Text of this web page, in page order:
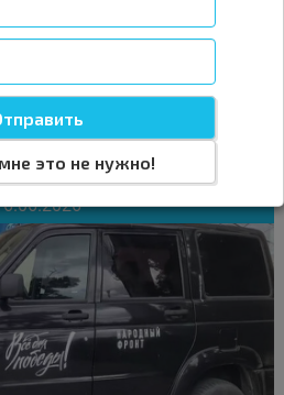
новую версию Nissan Qashqai, о
даже не слышали. Кроссовер под
специально для китайского
покупателей и привлек
это не нужно!